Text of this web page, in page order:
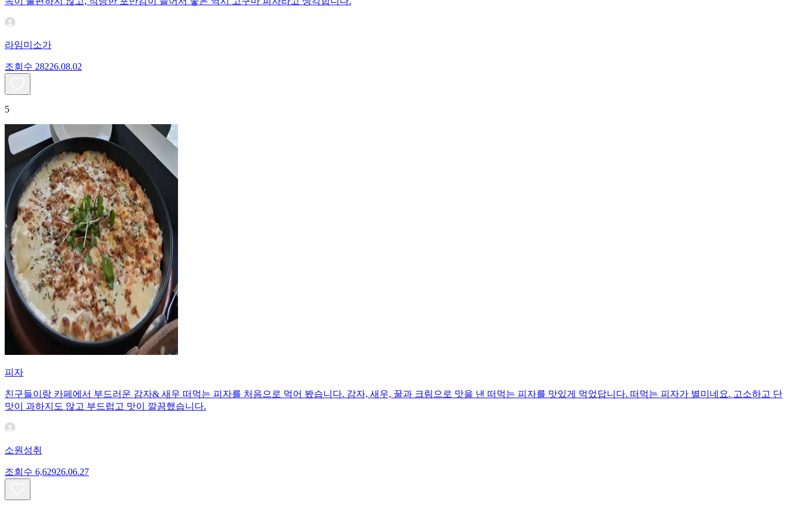
라임미소가
조회수 28226.08.02
5
피자
친구들이랑 카페에서 부드러운 감자& 새우 떠먹는 피자를 처음으로 먹어 봤습니다. 감자, 새우, 꿀과 크림으로 맛을 낸 떠먹는 피자를 맛있게 먹었답니다. 떠먹는 피자가 별미네요. 고소하고 단
맛이 과하지도 않고 부드럽고 맛이 깔끔했습니다.
소원성취
조회수 6,62926.06.27